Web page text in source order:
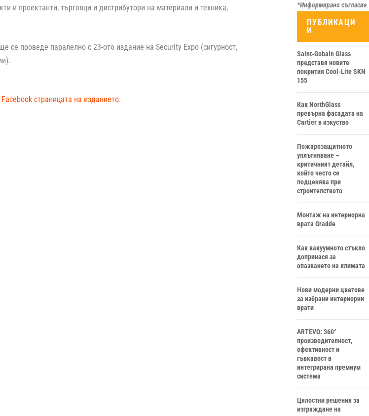
и проектанти, търговци и дистрибутори на материали и техника,
проведе паралелно с 23-ото издание на Security Expo (сигурност,
страницата на изданието.
*Информирано съгласие
ПУБЛИКАЦИ
И
Saint-Gobain Glass
представя новите
покрития Cool-Lite SKN
155
Как NorthGlass
превърна фасадата на
Cartier в изкуство
Пожарозащитното
уплътняване –
критичният детайл,
който често се
подценява при
строителството
Монтаж на интериорна
врата Gradde
Как вакуумното стъкло
допринася за
опазването на климата
Нови модерни цветове
за избрани интериорни
врати
ARTEVO: 360°
производителност,
ефективност и
гъвкавост в
интегрирана премиум
система
Цялостни решения за
изграждане на